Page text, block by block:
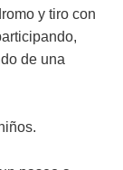
y tiro con
de una